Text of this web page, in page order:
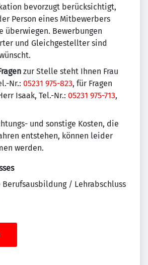
bevorzugt berücksichtigt,
Person eines Mitbewerbers
überwiegen. Bewerbungen
und Gleichgestellter sind
zur Stelle steht Ihnen Frau
Nr.: 05231 975-823, für Fragen
Isaak, Tel.-Nr.: 05231 975-713,
und sonstige Kosten, die
entstehen, können leider
werden.
Berufsausbildung / Lehrabschluss